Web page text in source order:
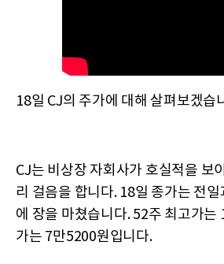
18일 CJ의 주가에 대해 살펴보겠습
CJ는 비상장 자회사가 호실적을 보
리 걸음을 합니다. 18일 종가는 전
에 장을 마쳤습니다. 52주 최고가는
가는 7만5200원입니다.